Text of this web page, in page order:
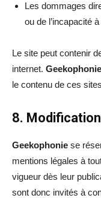
Les dommages
ou de l’incapacité
Le site peut contenir
internet. Geekophonie
le contenu de ces
8.
Geekophonie se
mentions légales à
vigueur dès leur
sont donc invités à